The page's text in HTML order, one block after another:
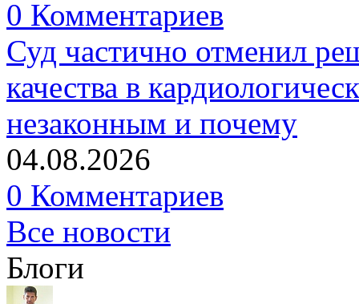
0 Комментариев
Суд частично отменил
качества в
незаконным и почему
04.08.2026
0 Комментариев
Все новости
Блоги